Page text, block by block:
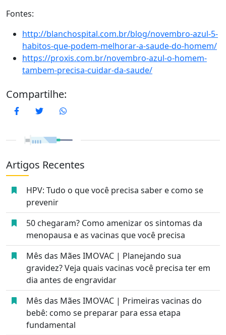
Fontes:
http://blanchospital.com.br/blog/novembro-azul-5-
habitos-que-podem-melhorar-a-saude-do-homem/
https://proxis.com.br/novembro-azul-o-homem-
tambem-precisa-cuidar-da-saude/
Compartilhe:
FacebookTwitterWhatsApp
Artigos Recentes
HPV: Tudo o que você precisa saber e como se
prevenir
50 chegaram? Como amenizar os sintomas da
menopausa e as vacinas que você precisa
Mês das Mães IMOVAC | Planejando sua
gravidez? Veja quais vacinas você precisa ter em
dia antes de engravidar
Mês das Mães IMOVAC | Primeiras vacinas do
bebê: como se preparar para essa etapa
fundamental